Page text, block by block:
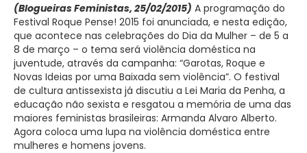
(Blogueiras Feministas, 25/02/2015) A programação do
Festival Roque Pense! 2015 foi anunciada, e nesta edição,
que acontece nas celebrações do Dia da Mulher – de 5 a
8 de março – o tema será violência doméstica na
juventude, através da campanha: “Garotas, Roque e
Novas Ideias por uma Baixada sem violência”. O festival
de cultura antissexista já discutiu a Lei Maria da Penha, a
educação não sexista e resgatou a memória de uma das
maiores feministas brasileiras: Armanda Alvaro Alberto.
Agora coloca uma lupa na violência doméstica entre
mulheres e homens jovens.